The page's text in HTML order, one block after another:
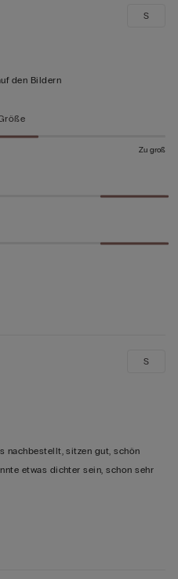
den Bildern
S
Zu groß
nachbestellt, sitzen gut, schön
etwas dichter sein, schon sehr
S